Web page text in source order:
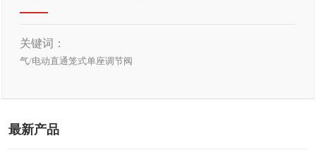
关键词：
气/电动直通笼式单座调节阀
最新产品